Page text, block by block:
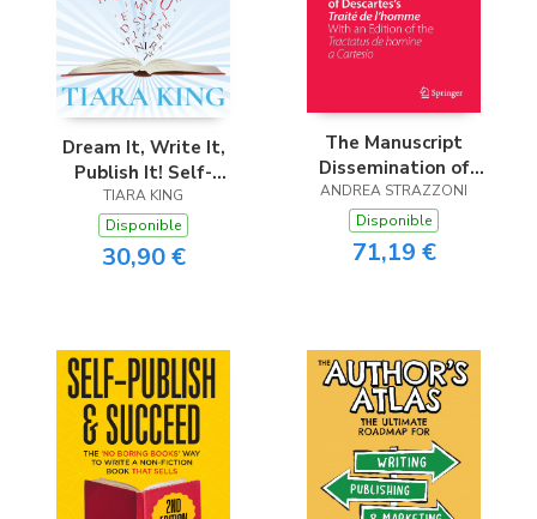
Dream It, Write It,
Publish It! Self-
Publishing For
Australian Authors
TIARA KING
Disponible
30,90 €
The Manuscript
Dissemination of
Descartes’s Traité de
l’homme
ANDREA STRAZZONI
Disponible
71,19 €